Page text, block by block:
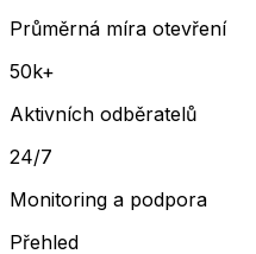
Průměrná míra otevření
50k+
Aktivních odběratelů
24/7
Monitoring a podpora
Přehled